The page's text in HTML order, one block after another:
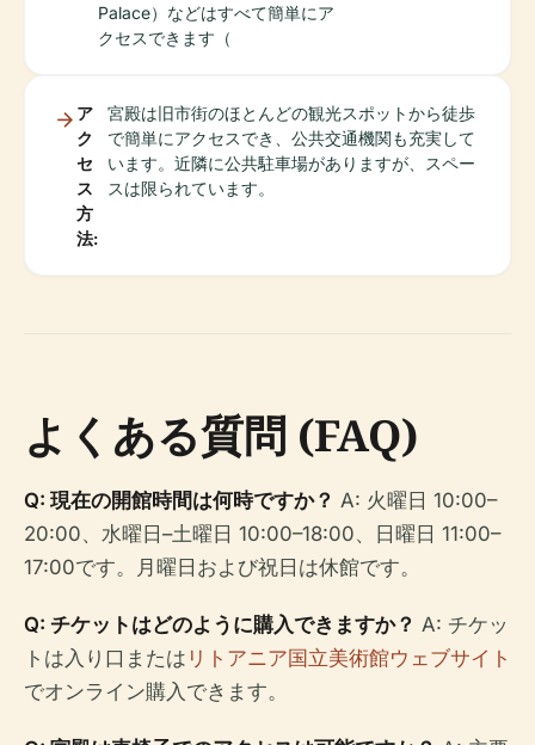
Palace）などはすべて簡単にア
クセスできます（
ア
ク
セ
ス
方
法:
宮殿は旧市街のほとんどの観光スポットから徒歩
で簡単にアクセスでき、公共交通機関も充実して
います。近隣に公共駐車場がありますが、スペー
スは限られています。
よくある質問 (FAQ)
Q: 現在の開館時間は何時ですか？ A: 火曜日 10:00–
20:00、水曜日–土曜日 10:00–18:00、日曜日 11:00–
17:00です。月曜日および祝日は休館です。
Q: チケットはどのように購入できますか？ A: チケッ
トは入り口または リトアニア国立美術館ウェブサイト
でオンライン購入できます。